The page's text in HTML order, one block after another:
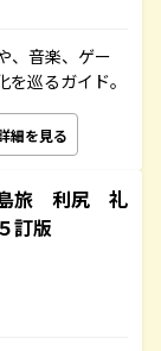
、音楽、ゲー
巡るガイド。
細を見る
旅 利尻 礼
訂版